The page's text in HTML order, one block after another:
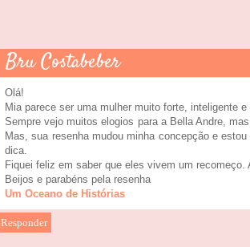
Bru Costabeber
Olá!
Mia parece ser uma mulher muito forte, inteligente e
Sempre vejo muitos elogios para a Bella Andre,
Mas, sua resenha mudou minha concepção e
dica.
Fiquei feliz em saber que eles vivem um recomeço.
Beijos e parabéns pela resenha
Um Oceano de Histórias
Responder